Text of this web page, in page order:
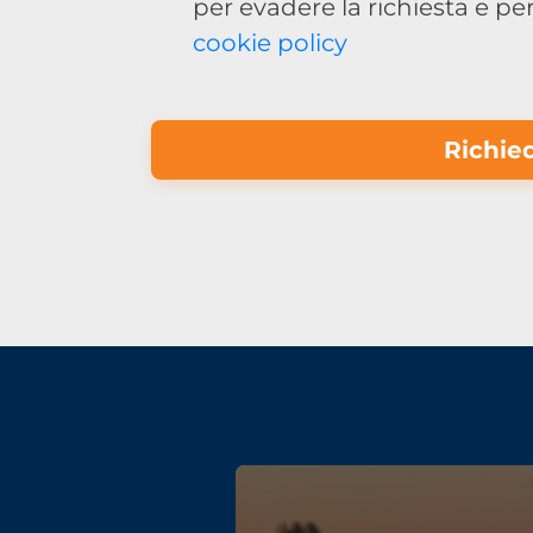
per evadere la richiesta e
cookie policy